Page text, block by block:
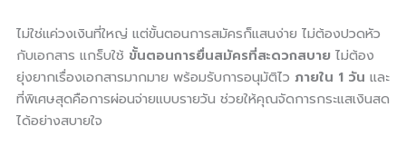
ไม่ใช่แค่วงเงินที่ใหญ่ แต่ขั้นตอนการสมัครก็แสนง่าย ไม่ต้องปวดหัว
กับเอกสาร แกร็บใช้ ขั้นตอนการยื่นสมัครที่สะดวกสบายไม่ต้อง
ยุ่งยากเรื่องเอกสารมากมาย พร้อมรับการอนุมัติไว ภายใน 1 วัน และ
ที่พิเศษสุดคือการผ่อนจ่ายแบบรายวัน ช่วยให้คุณจัดการกระแสเงินสด
ได้อย่างสบายใจ